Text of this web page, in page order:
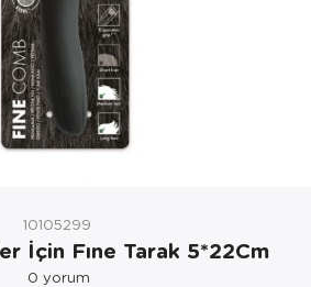
10105299
İçin Fıne Tarak 5*22Cm
0 yorum